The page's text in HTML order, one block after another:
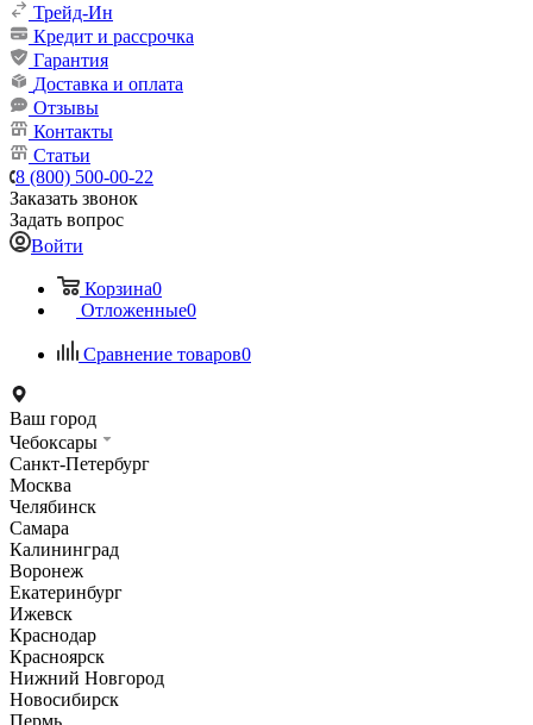
Трейд-Ин
Кредит и рассрочка
Гарантия
Доставка и оплата
Отзывы
Контакты
Статьи
8 (800) 500-00-22
Заказать звонок
Задать вопрос
Войти
Корзина0
Отложенные0
Сравнение товаров0
Ваш город
Чебоксары
Санкт-Петербург
Москва
Челябинск
Самара
Калининград
Воронеж
Екатеринбург
Ижевск
Краснодар
Красноярск
Нижний Новгород
Новосибирск
Пермь